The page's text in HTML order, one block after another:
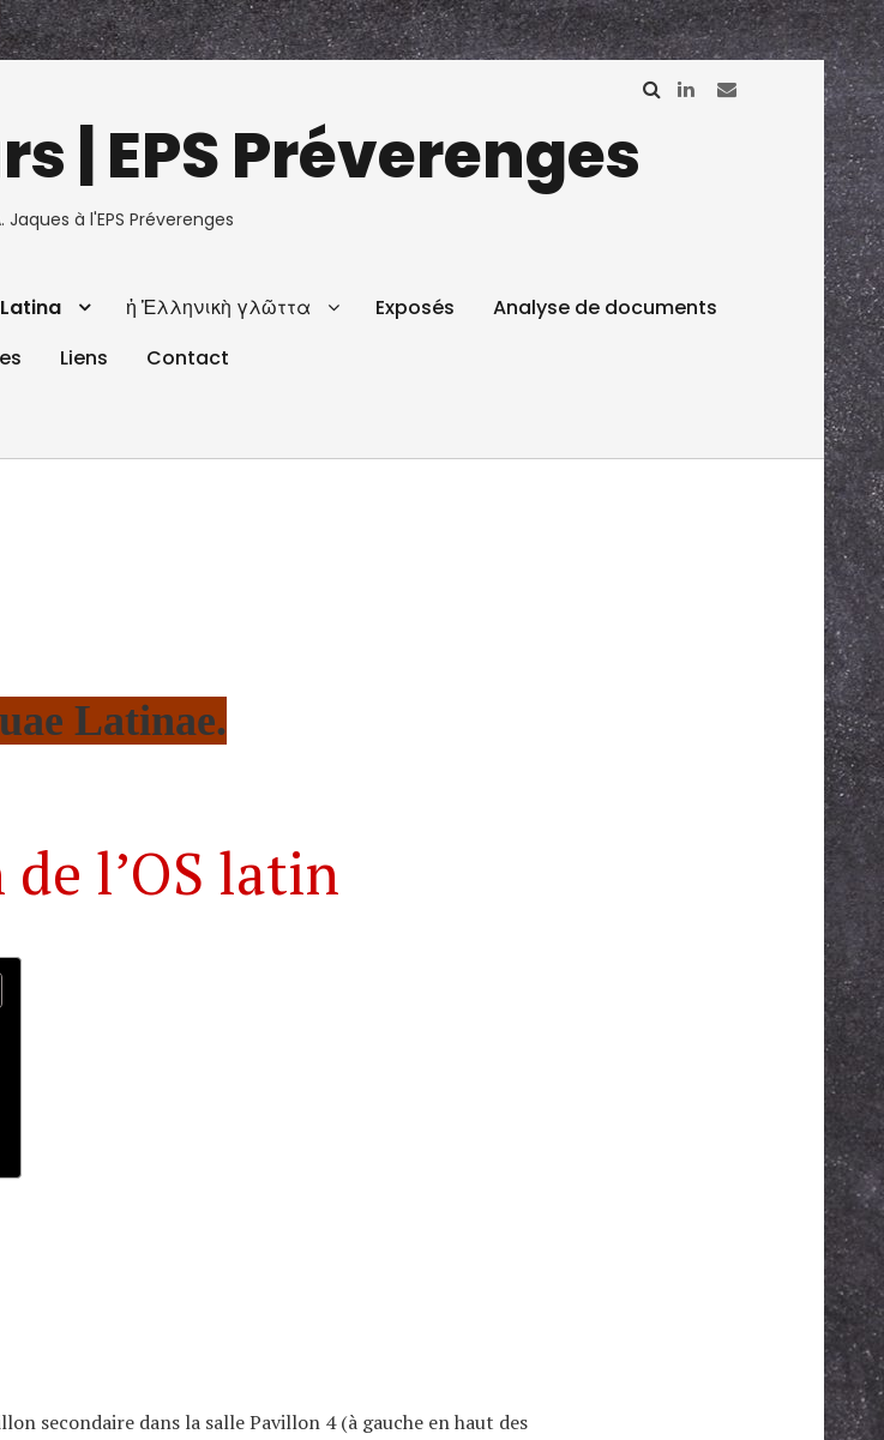
| EPS Préverenges
Jaques à l'EPS Préverenges
ἡ Ἑλληνικὴ γλῶττα Exposés
Analyse de documents
Liens Contact
Latinae.
l’OS latin
secondaire dans la salle Pavillon 4 (à gauche en haut des